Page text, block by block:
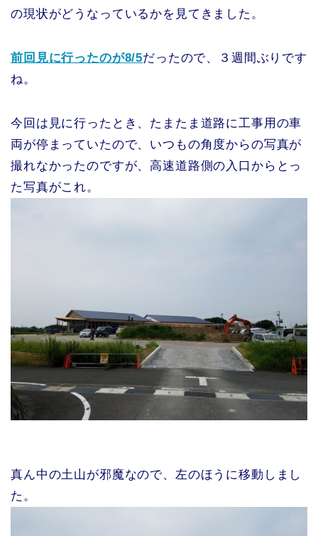
の現状がどうなっているかを見てきました。
前回見に行ったのが8/5だったので、３週間ぶりです
ね。
今回は見に行ったとき、たまたま道路に工事用の車
両が停まっていたので、いつもの角度からの写真が
撮れなかったのですが、高速道路側の入口からとっ
た写真がこれ。
真ん中の土山が邪魔なので、左のほうに移動しまし
た。